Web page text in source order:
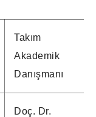
Takım
Akademik
Danışmanı
Doç. Dr.